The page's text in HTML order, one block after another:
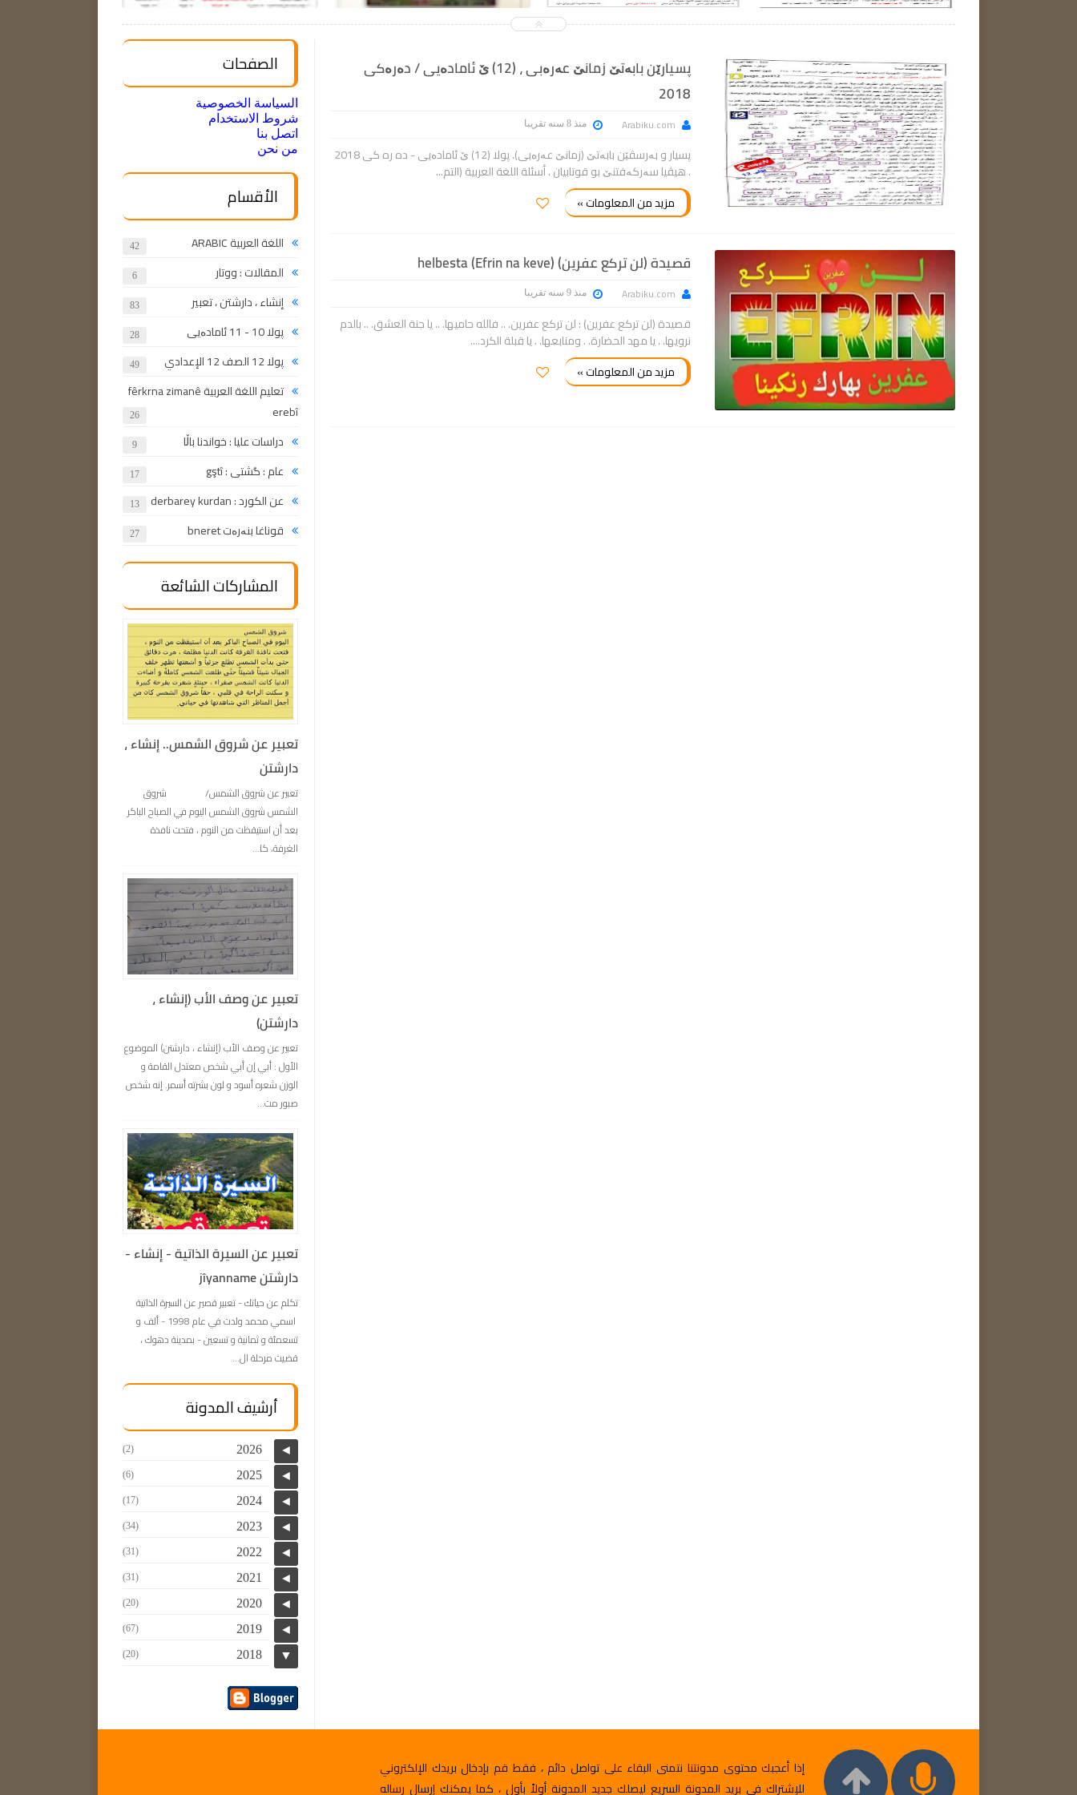
پسیارێن بابەتێ زمانێ عەرەبی ، (12) ێ ئامادەیی / دەرەکی
2018
Arabiku.com منذ 8 سنه تقريبا
پسیار و بەرسڤێن بابەتێ (زمانێ عەرەبی). پولا (12) ێ ئامادەیی - ده ره کی 2018
. هیڤیا سەرکەفتنێ بو قوتابیان . أسئلة اللغة العربية (التم...
مزيد من المعلومات »
قصيدة (لن تركع عفرین) (helbesta (Efrin na keve
Arabiku.com منذ 9 سنه تقريبا
قصيدة (لن تركع عفرين) : لن تركع عفرين. .. فالله حاميها. .. يا جنة العشق. .. بالدم
نرويها. . يا مهد الحضارة. . ومنابعها. . يا قبلة الكرد....
مزيد من المعلومات »
الصفحات
السياسة الخصوصية
شروط الاستخدام
اتصل بنا
من نحن
الأقسام
اللغة العربية ARABIC 42
المقالات : ووتار 6
إنشاء ، دارشتن ، تعبير 83
پولا 10 - 11 ئامادەیی 28
پولا 12 الصف 12 الإعدادي 49
تعليم اللغة العربية fêrkrna zimanê
erebî
26
دراسات عليا : خواندنا باڵا 9
عام : گشتی : gştî 17
عن الكورد : derbarey kurdan 13
قوناغا بنەرەت bneret 27
المشاركات الشائعة
تعبير عن شروق الشمس.. إنشاء ،
دارشتن
تعبير عن شروق الشمس/ شروق
الشمس شروق الشمس اليوم في الصباح الباكر
بعد أن استيقظت من النوم ، فتحت نافذة
الغرفة، كا...
تعبير عن وصف الأب (إنشاء ،
دارشتن)
تعبير عن وصف الأب (إنشاء ، دارشتن) الموضوع
الأول : أبي إن أبي شخص معتدل القامة و
الوزن شعره أسود و لون بشرته أسمر. إنه شخص
صبور مت...
تعبیر عن السيرة الذاتية - إنشاء -
دارشتن jîyanname
تكلم عن حياتك - تعبیر قصير عن السيرة الذاتية
اسمي محمد ولدت في عام 1998 - ألف و
تسعمئة و ثمانية و تسعين - بمدينة دهوك ،
قضيت مرحلة ال...
أرشيف المدونة
◄
2026
(2)
◄
2025
(6)
◄
2024
(17)
◄
2023
(34)
◄
2022
(31)
◄
2021
(31)
◄
2020
(20)
◄
2019
(67)
▼
2018
(20)
إذا أعجبك محتوى مدونتنا نتمنى البقاء على تواصل دائم ، فقط قم بإدخال بريدك الإلكتروني
للإشتراك في بريد المدونة السريع ليصلك جديد المدونة أولاً بأول ، كما يمكنك إرسال رساله